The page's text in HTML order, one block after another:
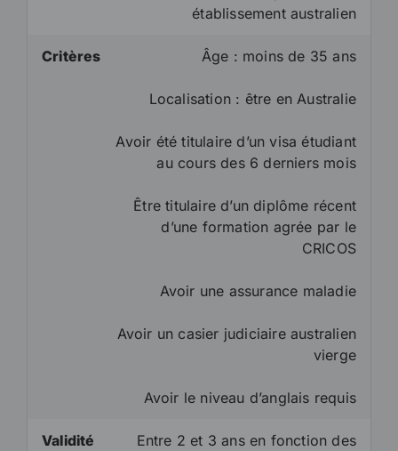
établissement australien
Critères Âge : moins de 35 ans
Localisation : être en Australie
Avoir été titulaire d’un visa étudiant
au cours des 6 derniers mois
Être titulaire d’un diplôme récent
d’une formation agrée par le
CRICOS
Avoir une assurance maladie
Avoir un casier judiciaire australien
vierge
Avoir le niveau d’anglais requis
Validité
Entre 2 et 3 ans en fonction des